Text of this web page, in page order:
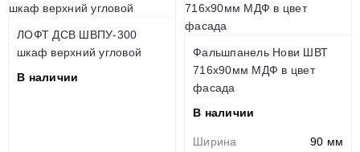
ЛОФТ ДСВ ШВПУ-300
шкаф верхний угловой
В наличии
Фальшпанель Нови ШВТ
716х90мм МДФ в цвет
фасада
В наличии
Ширина
90 мм